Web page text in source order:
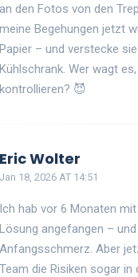
an den Fotos von den
meine Begehungen jetzt
Papier – und verstecke
Kühlschrank. Wer wagt
kontrollieren? 😈
Eric Wolter
Jan 18, 2026 AT 14:51
Ich hab vor 6 Monaten
Lösung angefangen –
Anfangsschmerz. Aber
Team die Risiken sogar in